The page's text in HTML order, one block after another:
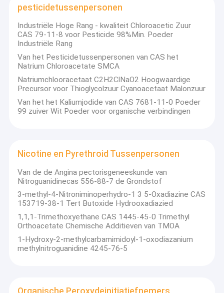
pesticidetussenpersonen
Industriële Hoge Rang - kwaliteit Chloroacetic Zuur
CAS 79-11-8 voor Pesticide 98%Min. Poeder
Industriële Rang
Van het Pesticidetussenpersonen van CAS het
Natrium Chloroacetate SMCA
Natriumchlooracetaat C2H2ClNaO2 Hoogwaardige
Precursor voor Thioglycolzuur Cyanoacetaat Malonzuur
Van het het Kaliumjodide van CAS 7681-11-0 Poeder
99 zuiver Wit Poeder voor organische verbindingen
Nicotine en Pyrethroid Tussenpersonen
Van de de Angina pectorisgeneeskunde van
Nitroguanidinecas 556-88-7 de Grondstof
3-methyl-4-Nitroniminoperhydro-1 3 5-Oxadiazine CAS
153719-38-1 Tert Butoxide Hydrooxadiazied
1,1,1-Trimethoxyethane CAS 1445-45-0 Trimethyl
Orthoacetate Chemische Additieven van TMOA
1-Hydroxy-2-methylcarbamimidoyl-1-oxodiazanium
methylnitroguanidine 4245-76-5